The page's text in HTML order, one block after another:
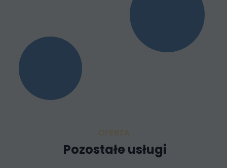
OFERTA
Pozostałe usługi